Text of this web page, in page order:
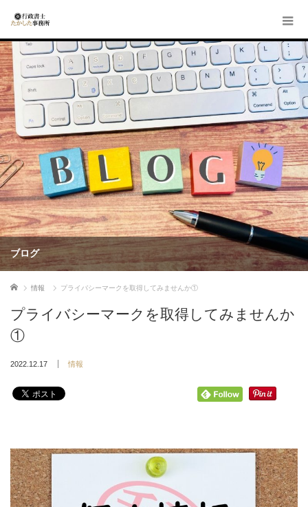
ブログ
ホーム 情報 プライバシーマークを取得してみませんか①
プライバシーマークを取得してみませんか
①
2022.12.17 情報